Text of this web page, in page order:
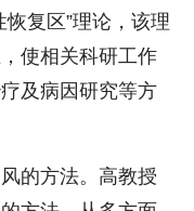
复区”理论，该理
使相关科研工作
及病因研究等方
的方法。高教授